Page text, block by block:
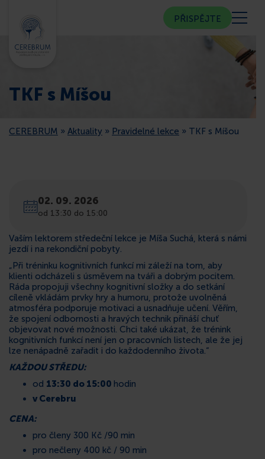
ČLENSTVÍ
CEREBRUM V MÉDIÍCH
KONTAKT
PŘISPĚJTE
TKF s Míšou
CEREBRUM » Aktuality » Pravidelné lekce » TKF s Míšou
02. 09. 2026
od 13:30 do 15:00
Vaším lektorem středeční lekce je Míša Suchá, která s námi
jezdí i na rekondiční pobyty.
„Při tréninku kognitivních funkcí mi záleží na tom, aby
klienti odcházeli s úsměvem na tváři a dobrým pocitem.
Ráda propojuji všechny kognitivní složky a do setkání
cíleně vkládám prvky hry a humoru, protože uvolněná
atmosféra podporuje motivaci a usnadňuje učení. Věřím,
že spojení odbornosti a hravých technik přináší chuť
objevovat nové možnosti. Chci také ukázat, že trénink
kognitivních funkcí není jen o pracovních listech, ale že jej
lze nenápadně zařadit i do každodenního života.“
KAŽDOU STŘEDU:
od 13:30 do 15:00 hodin
v Cerebru
CENA:
pro členy 300 Kč /90 min
pro nečleny 400 kč / 90 min